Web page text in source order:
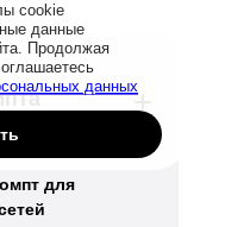
для
cookie
данные
Продолжая
данных